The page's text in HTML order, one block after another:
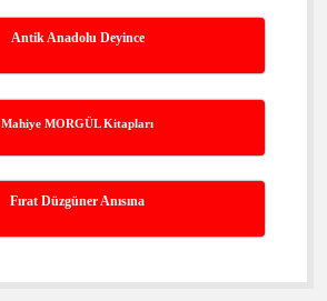
Antik Anadolu Deyince
Mahiye MORGÜL Kitapları
Fırat Düzgüner Anısına